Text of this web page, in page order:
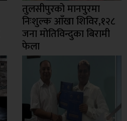
तुलसीपुरको मानपुरमा
निःशुल्क आँखा शिविर,१२८
जना मोतिविन्दुका बिरामी
फेला